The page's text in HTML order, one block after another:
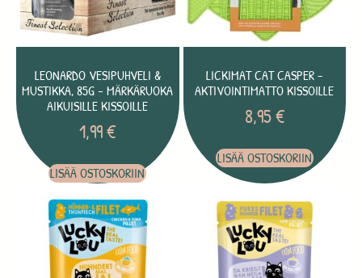
LEONARDO VESIPUHVELI &
MUSTIKKA, 85G – MÄRKÄRUOKA
AIKUISILLE KISSOILLE
1,99€
LISÄÄ OSTOSKORIIN
LICKIMAT CAT CASPER -
AKTIVOINTIMATTO KISSOILLE
8,95€
LISÄÄ OSTOSKORIIN